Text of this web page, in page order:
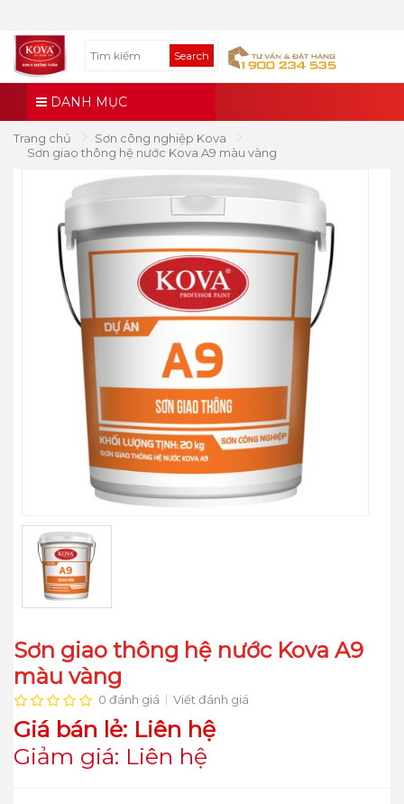
Search
DANH MỤC
Trang chủ
Sơn công nghiệp Kova
Sơn giao thông hệ nước Kova A9 màu vàng
Sơn giao thông hệ nước Kova A9
màu vàng
0 đánh giá Viết đánh giá
Giá bán lẻ: Liên hệ
Giảm giá: Liên hệ